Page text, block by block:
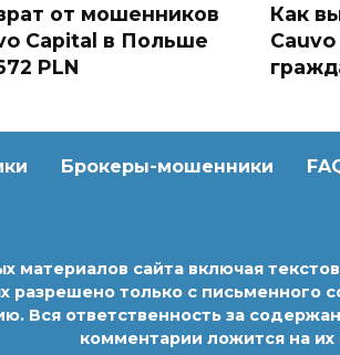
от мошенников
Capital в Польше
PLN
Как
Брокеры-мошенники
материалов сайта включая
только с письменного
ответственность за
комментарии ложится на их